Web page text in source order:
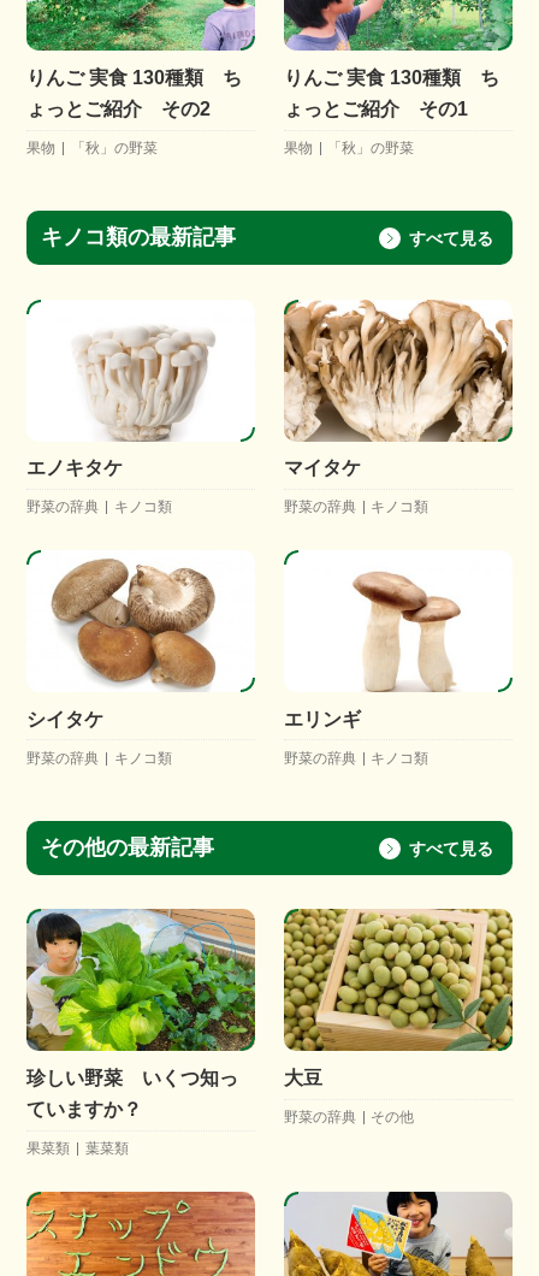
りんご 実食 130種類 ち
ょっとご紹介 その2
果物 「秋」の野菜
りんご 実食 130種類 ち
ょっとご紹介 その1
果物 「秋」の野菜
キノコ類の最新記事 すべて見る
エノキタケ
野菜の辞典 キノコ類
マイタケ
野菜の辞典 キノコ類
シイタケ
野菜の辞典 キノコ類
エリンギ
野菜の辞典 キノコ類
その他の最新記事 すべて見る
珍しい野菜 いくつ知っ
ていますか？
果菜類 葉菜類
大豆
野菜の辞典 その他